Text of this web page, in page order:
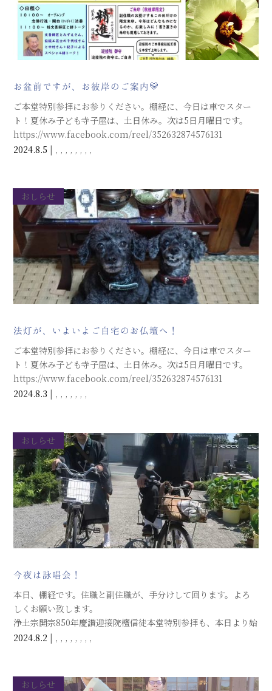
お盆前ですが、お彼岸のご案内💛
2024.8.5 | , , , , , , , ,
ご本堂特別参拝にお参りください。棚経に、今日は車でスター
ト！夏休み子ども寺子屋は、土日休み。次は5日月曜日です。
https://www.facebook.com/reel/352632874576131
法灯が、いよいよご自宅のお仏壇へ！
2024.8.3 |
おしらせ
, , , , , , ,
ご本堂特別参拝にお参りください。棚経に、今日は車でスター
ト！夏休み子ども寺子屋は、土日休み。次は5日月曜日です。
https://www.facebook.com/reel/352632874576131
今夜は詠唱会！
2024.8.2 |
おしらせ
, , , , , , , ,
本日、棚経です。住職と副住職が、手分けして回ります。よろ
しくお願い致します。
浄土宗開宗850年慶讃迎接院檀信徒本堂特別参拝も、本日より始
まりました。期間は8月18日まで、朝6時から午後6時まで。ご都
おしらせ